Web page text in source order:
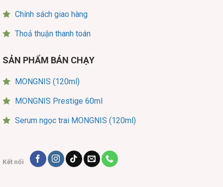
Chính sách giao hàng
Thoả thuận thanh toán
SẢN PHẨM BÁN CHẠY
MONGNIS (120ml)
MONGNIS Prestige 60ml
Serum ngọc trai MONGNIS (120ml)
Kết nối